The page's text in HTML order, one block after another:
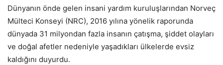
Dünyanın önde gelen insani yardım kuruluşlarından Norveç
Mülteci Konseyi (NRC), 2016 yılına yönelik raporunda
dünyada 31 milyondan fazla insanın çatışma, şiddet olayları
ve doğal afetler nedeniyle yaşadıkları ülkelerde evsiz
kaldığını duyurdu.